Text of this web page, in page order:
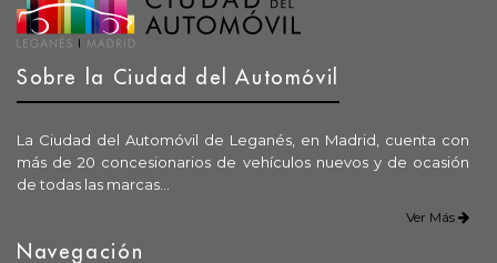
Sobre la Ciudad del Automóvil
La Ciudad del Automóvil de Leganés, en Madrid, cuenta con
más de 20 concesionarios de vehículos nuevos y de ocasión
de todas las marcas...
Ver Más
Navegación